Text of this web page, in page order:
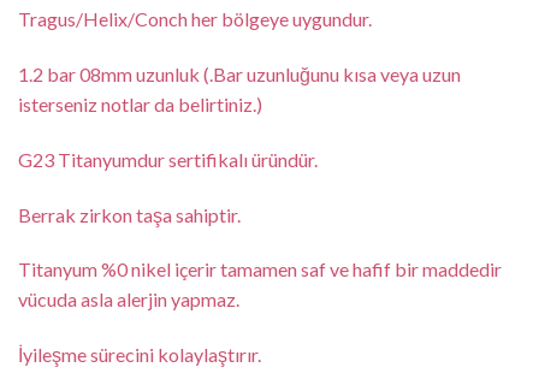
Tragus/Helix/Conch her bölgeye uygundur.
1.2 bar 08mm uzunluk (.Bar uzunluğunu kısa veya uzun
isterseniz notlar da belirtiniz.)
G23 Titanyumdur sertifikalı üründür.
Berrak zirkon taşa sahiptir.
Titanyum %0 nikel içerir tamamen saf ve hafif bir maddedir
vücuda asla alerjin yapmaz.
İyileşme sürecini kolaylaştırır.